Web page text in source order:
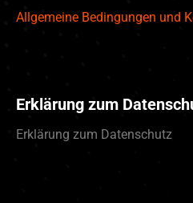
Allgemeine Bedingungen und
Erklärung zum
Erklärung zum Datenschutz